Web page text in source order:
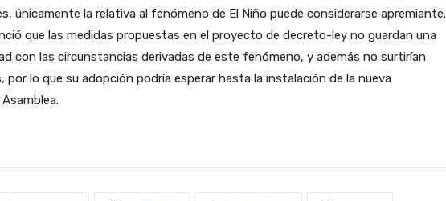
únicamente la relativa al fenómeno de El Niño puede considerarse apremiante.
que las medidas propuestas en el proyecto de decreto-ley no guardan una
con las circunstancias derivadas de este fenómeno, y además no surtirían
lo que su adopción podría esperar hasta la instalación de la nueva